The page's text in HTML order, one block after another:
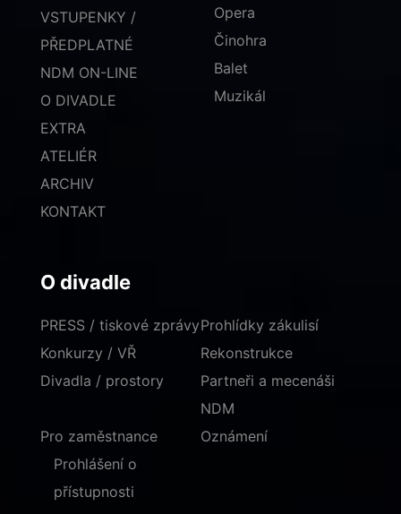
VSTUPENKY /
PŘEDPLATNÉ
NDM ON-LINE
O DIVADLE
EXTRA
ATELIÉR
ARCHIV
KONTAKT
Opera
Činohra
Balet
Muzikál
O divadle
PRESS / tiskové zprávy
Konkurzy / VŘ
Divadla / prostory
Prohlídky zákulisí
Rekonstrukce
Partneři a mecenáši
NDM
Pro zaměstnance
Oznámení
Prohlášení o
přístupnosti